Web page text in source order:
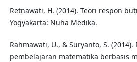
Retnawati, H. (2014). Teori respon
Yogyakarta: Nuha Medika.
Rahmawati, U., & Suryanto, S.
pembelajaran matematika berbasis